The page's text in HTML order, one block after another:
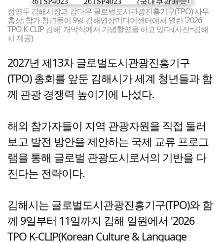
정영두 김해시장과 강다은 글로벌도시관광진흥기구(TPO) 사무
총장, 참가 청년들이 9일 김해영상미디어센터에서 열린 '2026
TPO K-CLIP 김해' 개막식에서 기념촬영을 하고 있다.(사진=김해
시 제공)
2027년 제13차 글로벌도시관광진흥기구
(TPO) 총회를 앞둔 김해시가 세계 청년들과 함
께 관광 경쟁력 높이기에 나섰다.
해외 참가자들이 지역 관광자원을 직접 둘러
보고 발전 방안을 제안하는 국제 교류 프로그
램을 통해 글로벌 관광도시로서의 기반을 다
진다는 전략이다.
김해시는 글로벌도시관광진흥기구(TPO)와 함
께 9일부터 11일까지 김해 일원에서 '2026
TPO K-CLIP(Korean Culture & Language